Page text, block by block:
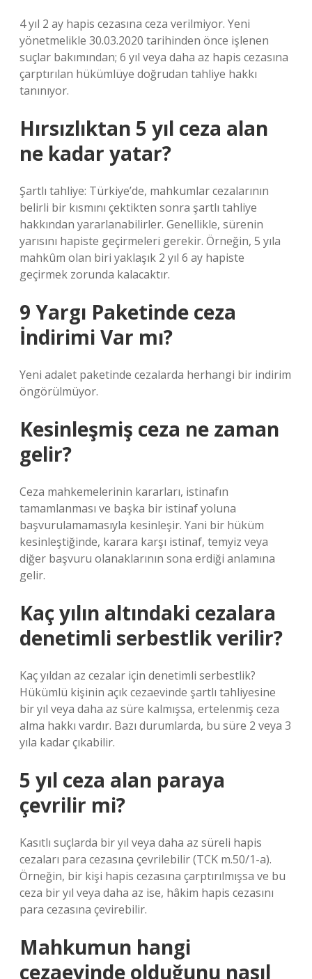
4 yıl 2 ay hapis cezasına ceza verilmiyor. Yeni
yönetmelikle 30.03.2020 tarihinden önce işlenen
suçlar bakımından; 6 yıl veya daha az hapis cezasına
çarptırılan hükümlüye doğrudan tahliye hakkı
tanınıyor.
Hırsızlıktan 5 yıl ceza alan
ne kadar yatar?
Şartlı tahliye: Türkiye’de, mahkumlar cezalarının
belirli bir kısmını çektikten sonra şartlı tahliye
hakkından yararlanabilirler. Genellikle, sürenin
yarısını hapiste geçirmeleri gerekir. Örneğin, 5 yıla
mahkûm olan biri yaklaşık 2 yıl 6 ay hapiste
geçirmek zorunda kalacaktır.
9 Yargı Paketinde ceza
İndirimi Var mı?
Yeni adalet paketinde cezalarda herhangi bir indirim
öngörülmüyor.
Kesinleşmiş ceza ne zaman
gelir?
Ceza mahkemelerinin kararları, istinafın
tamamlanması ve başka bir istinaf yoluna
başvurulamamasıyla kesinleşir. Yani bir hüküm
kesinleştiğinde, karara karşı istinaf, temyiz veya
diğer başvuru olanaklarının sona erdiği anlamına
gelir.
Kaç yılın altındaki cezalara
denetimli serbestlik verilir?
Kaç yıldan az cezalar için denetimli serbestlik?
Hükümlü kişinin açık cezaevinde şartlı tahliyesine
bir yıl veya daha az süre kalmışsa, ertelenmiş ceza
alma hakkı vardır. Bazı durumlarda, bu süre 2 veya 3
yıla kadar çıkabilir.
5 yıl ceza alan paraya
çevrilir mi?
Kasıtlı suçlarda bir yıl veya daha az süreli hapis
cezaları para cezasına çevrilebilir (TCK m.50/1-a).
Örneğin, bir kişi hapis cezasına çarptırılmışsa ve bu
ceza bir yıl veya daha az ise, hâkim hapis cezasını
para cezasına çevirebilir.
Mahkumun hangi
cezaevinde olduğunu nasıl